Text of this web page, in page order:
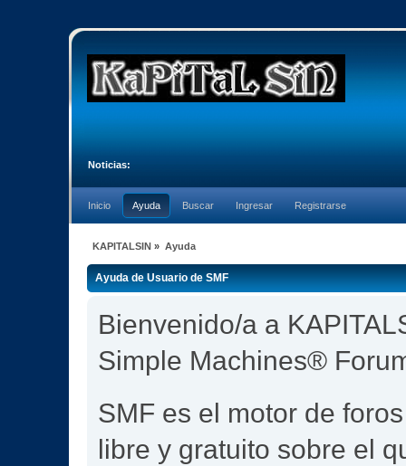
Noticias:
Inicio Ayuda Buscar Ingresar Registrarse
KAPITALSIN » Ayuda
Ayuda de Usuario de SMF
Bienvenido/a a
Simple Machines®
SMF es el motor de
libre y gratuito sobre el